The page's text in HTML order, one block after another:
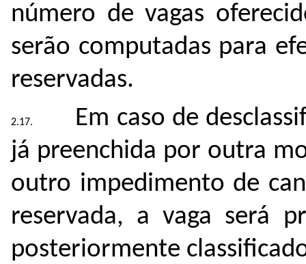
número de vagas
serão computadas para
reservadas.
Em caso de
já preenchida por outra
outro impedimento de
reservada, a vaga será
posteriormente